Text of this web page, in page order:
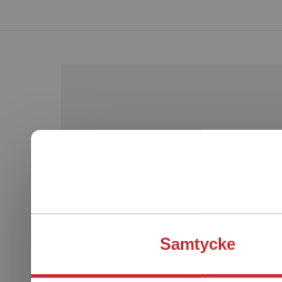
Samtycke